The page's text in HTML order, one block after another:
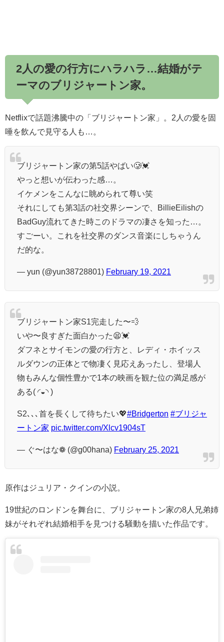
2人の愛の行方にハラハラ…結婚がテ
ーマのブリジャートン家。
Netflixで話題沸騰中の「ブリジャートン家」。2人の愛を固
唾を飲んで見守る人も…。
ブリジャートン家の第5話やばい🥲💓
やっと想いが伝わった感…。
イケメンをこんなに眺められて尊い笑
それにしても第3話の社交界シーンで、BillieEilishの
BadGuy流れてきた時このドラマの凄さを知った…。
すごーい。これを社交界のダンス音楽にしちゃうん
だ的な。
— yun (@yun38728801) February 19, 2021
ブリジャートン家S1完走した〜💨
いや〜良すぎた面白かった😫💓
ダフネとサイモンの愛の行方と、レディ・ホイッス
ルダウンの正体とで物凄く見応えあったし、登場人
物もみんな個性豊かで1本の映画を観た位の満足感が
ある( ◜◒◝ )
S2､､､首を長くして待ちたい💖#Bridgerton #ブリジャ
ートン家 pic.twitter.com/Xlcv1904sT
— ぐ〜はな❁ (@g00hana) February 25, 2021
原作はジュリア・クインの小説。
19世紀のロンドンを舞台に、ブリジャートン家の8人兄弟姉
妹がそれぞれ結婚相手を見つける騒動を描いた作品です。